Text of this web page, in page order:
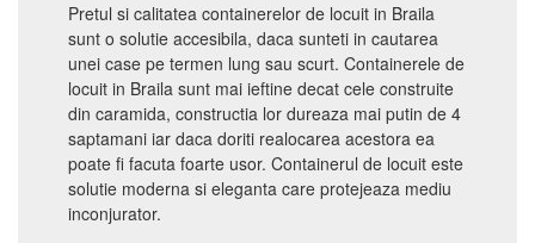
Pretul si calitatea containerelor de locuit in Braila
sunt o solutie accesibila, daca sunteti in cautarea
unei case pe termen lung sau scurt. Containerele de
locuit in Braila sunt mai ieftine decat cele construite
din caramida, constructia lor dureaza mai putin de 4
saptamani iar daca doriti realocarea acestora ea
poate fi facuta foarte usor. Containerul de locuit este
solutie moderna si eleganta care protejeaza mediu
inconjurator.